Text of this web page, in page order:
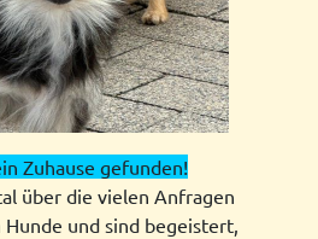
Zuhause gefunden!
über die vielen Anfragen
und sind begeistert,